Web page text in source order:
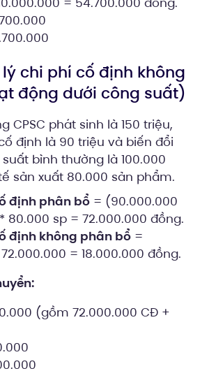
lý chi phí cố định không
động dưới công suất)
CPSC phát sinh là 150 triệu,
định là 90 triệu và biến đổi
bình thường là 100.000
sản xuất 80.000 sản phẩm.
định phân bổ = (90.000.000
80.000 sp = 72.000.000 đồng.
định không phân bổ =
= 18.000.000 đồng.
(gồm 72.000.000 CĐ +